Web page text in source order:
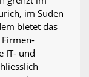
im Süden
bietet das
IT- und